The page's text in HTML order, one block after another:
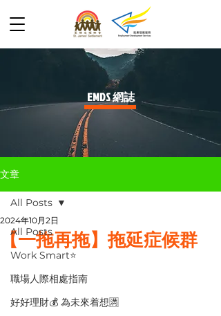
​EMDS 網誌
文章
All Posts
Work Smart⭐️
職場人際相處指南
好好理財💰 為未來着想🈵
All Posts
【一拖再拖】拖延症候群
2024年10月2日